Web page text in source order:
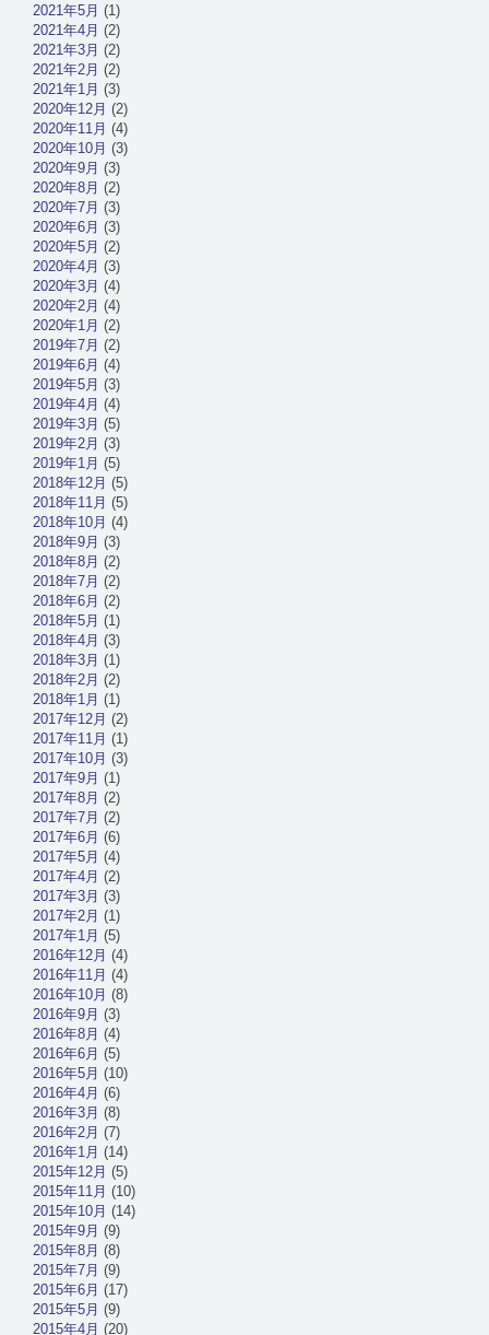
2021年5月 (1)
2021年4月 (2)
2021年3月 (2)
2021年2月 (2)
2021年1月 (3)
2020年12月 (2)
2020年11月 (4)
2020年10月 (3)
2020年9月 (3)
2020年8月 (2)
2020年7月 (3)
2020年6月 (3)
2020年5月 (2)
2020年4月 (3)
2020年3月 (4)
2020年2月 (4)
2020年1月 (2)
2019年7月 (2)
2019年6月 (4)
2019年5月 (3)
2019年4月 (4)
2019年3月 (5)
2019年2月 (3)
2019年1月 (5)
2018年12月 (5)
2018年11月 (5)
2018年10月 (4)
2018年9月 (3)
2018年8月 (2)
2018年7月 (2)
2018年6月 (2)
2018年5月 (1)
2018年4月 (3)
2018年3月 (1)
2018年2月 (2)
2018年1月 (1)
2017年12月 (2)
2017年11月 (1)
2017年10月 (3)
2017年9月 (1)
2017年8月 (2)
2017年7月 (2)
2017年6月 (6)
2017年5月 (4)
2017年4月 (2)
2017年3月 (3)
2017年2月 (1)
2017年1月 (5)
2016年12月 (4)
2016年11月 (4)
2016年10月 (8)
2016年9月 (3)
2016年8月 (4)
2016年6月 (5)
2016年5月 (10)
2016年4月 (6)
2016年3月 (8)
2016年2月 (7)
2016年1月 (14)
2015年12月 (5)
2015年11月 (10)
2015年10月 (14)
2015年9月 (9)
2015年8月 (8)
2015年7月 (9)
2015年6月 (17)
2015年5月 (9)
2015年4月 (20)